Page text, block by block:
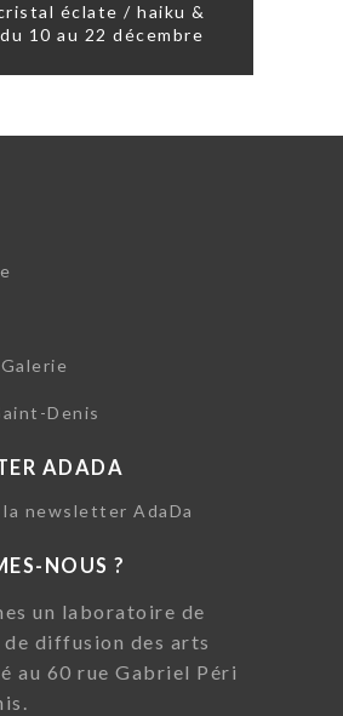
éclate / haiku &
10 au 22 décembre
Denis
ADADA
la newsletter AdaDa
NOUS ?
un laboratoire de
diffusion des arts
au 60 rue Gabriel Péri